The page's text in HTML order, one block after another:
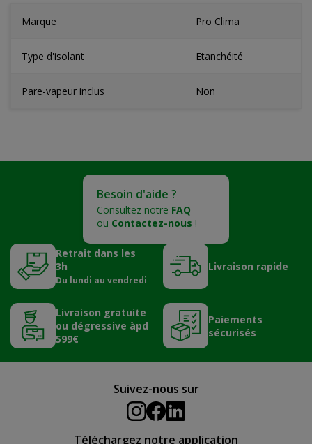
Marque Pro Clima
Type d'isolant Etanchéité
Pare-vapeur inclus Non
Besoin d'aide ?
Consultez notre FAQ
ou Contactez-nous !
Retrait dans les
3h
Du lundi au vendredi
Livraison rapide
Livraison gratuite
ou dégressive àpd
599€
Paiements
sécurisés
Suivez-nous sur
Téléchargez notre application